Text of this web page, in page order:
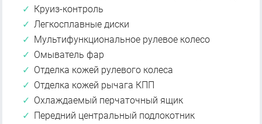
Круиз-контроль
Легкосплавные диски
Мультифункциональное рулевое колесо
Омыватель фар
Отделка кожей рулевого колеса
Отделка кожей рычага КПП
Охлаждаемый перчаточный ящик
Передний центральный подлокотник